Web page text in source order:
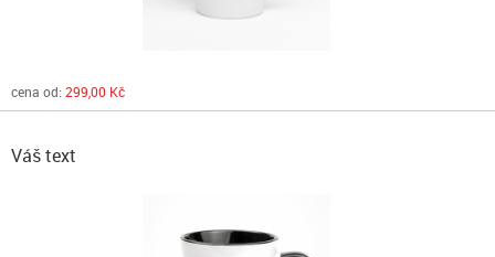
cena od: 299,00 Kč
Váš text